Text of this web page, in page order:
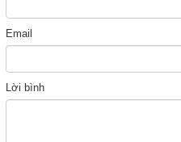
Email
Lời bình